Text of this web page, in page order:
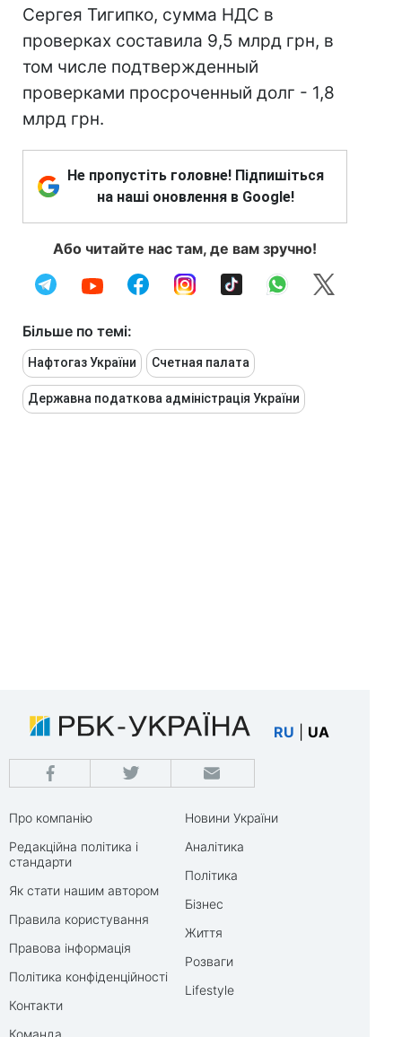
Сергея Тигипко, сумма НДС в
проверках составила 9,5 млрд грн, в
том числе подтвержденный
проверками просроченный долг - 1,8
млрд грн.
Не пропустіть головне! Підпишіться
на наші оновлення в Google!
Або читайте нас там, де вам зручно!
Більше по темі:
Нафтогаз України Счетная палата
Державна податкова адмiністрація України
RU UA
Про компанію
Редакційна політика і
стандарти
Як стати нашим автором
Правила користування
Правова інформація
Політика конфіденційності
Контакти
Команда
Новини України
Аналітика
Політика
Бізнес
Життя
Розваги
Lifestyle